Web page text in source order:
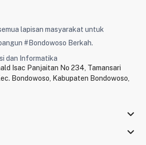
lapisan masyarakat untuk
#Bondowoso Berkah.
dan Informatika
Isac Panjaitan No 234, Tamansari
Bondowoso, Kabupaten Bondowoso,